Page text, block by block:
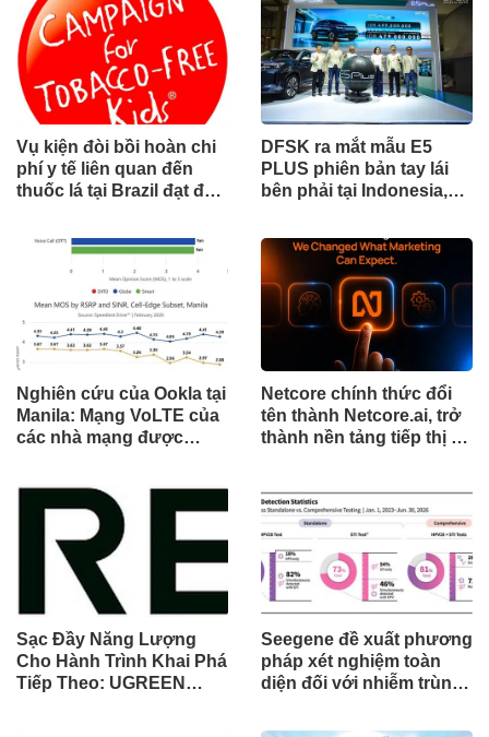
Vụ kiện đòi bồi hoàn chi
phí y tế liên quan đến
thuốc lá tại Brazil đạt đến
tòa án chuẩn bị ra phán
DFSK ra mắt mẫu E5
PLUS phiên bản tay lái
bên phải tại Indonesia,
trong hành trình mở rộng
toàn cầu
Nghiên cứu của Ookla tại
Manila: Mạng VoLTE của
các nhà mạng được
về chất lượng và độ tin
cậy của cuộc gọi thoại
Netcore chính thức đổi
tên thành Netcore.ai, trở
thành nền tảng tiếp thị tự
trưởng khách hàng
Sạc Đầy Năng Lượng
Cho Hành Trình Khai Phá
Tiếp Theo: UGREEN
Seegene đề xuất phương
pháp xét nghiệm toàn
diện đối với nhiễm trùng
qua Nghiên cứu lâm